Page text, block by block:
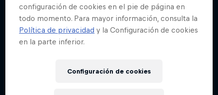
configuración de cookies en el pie de página en
todo momento. Para mayor información, consulta la
Política de privacidad y la Configuración de cookies
en la parte inferior.
Configuración de cookies